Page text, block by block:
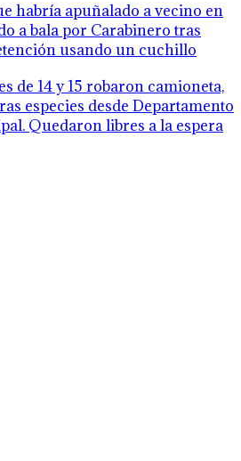
habría apuñalado a vecino en
a bala por Carabinero tras
usando un cuchillo
de 14 y 15 robaron camioneta,
especies desde Departamento
Quedaron libres a la espera